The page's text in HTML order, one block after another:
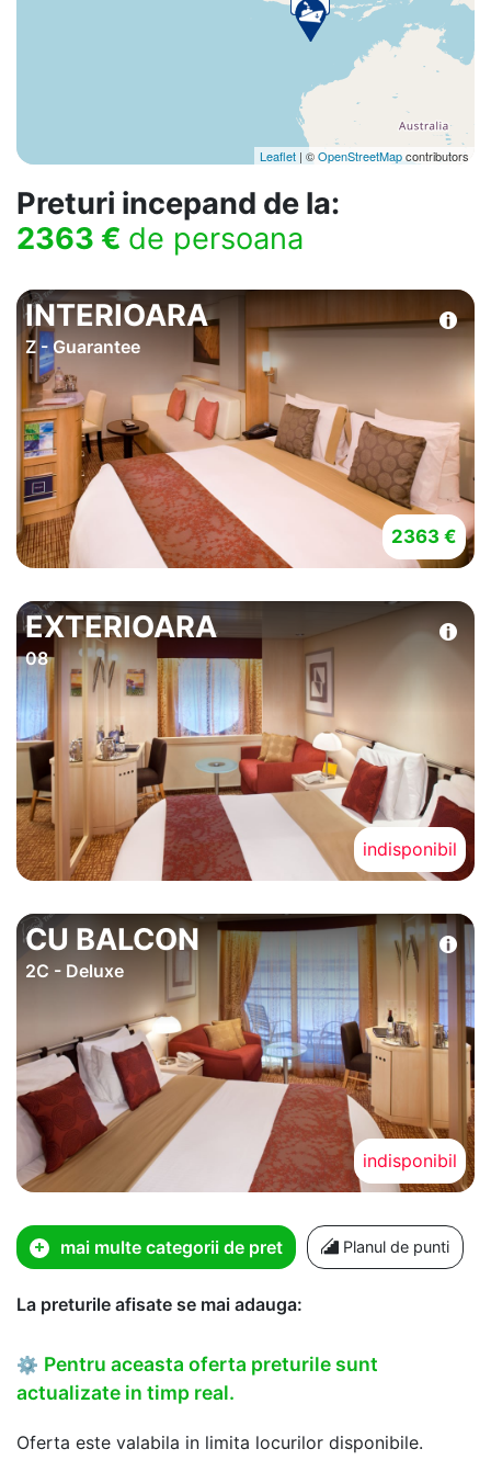
Leaflet | ©OpenStreetMapcontributors
Preturi incepand de la:
2363 € de persoana
INTERIOARA
Z - Guarantee
2363 €
EXTERIOARA
08
indisponibil
CU BALCON
2C - Deluxe
indisponibil
mai multe categorii de pret Planul de punti
La preturile afisate se mai adauga:
⚙ Pentru aceasta oferta preturile sunt
actualizate in timp real.
Oferta este valabila in limita locurilor disponibile.